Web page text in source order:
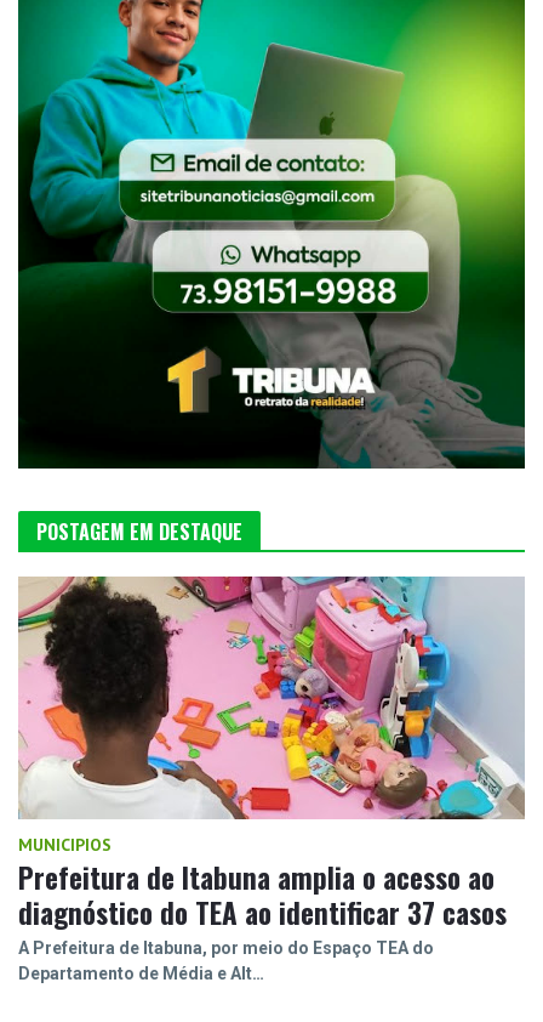
POSTAGEM EM DESTAQUE
MUNICIPIOS
Prefeitura de Itabuna amplia o acesso ao
diagnóstico do TEA ao identificar 37 casos
A Prefeitura de Itabuna, por meio do Espaço TEA do
Departamento de Média e Alt…